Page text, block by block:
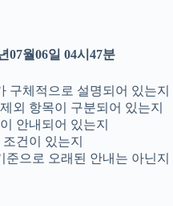
07월06일 04시47분
구체적으로 설명되어 있는지
외 항목이 구분되어 있는지
안내되어 있는지
건이 있는지
준으로 오래된 안내는 아닌지